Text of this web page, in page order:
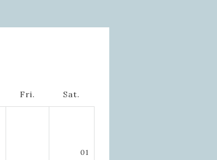
Fri. Sat.
01